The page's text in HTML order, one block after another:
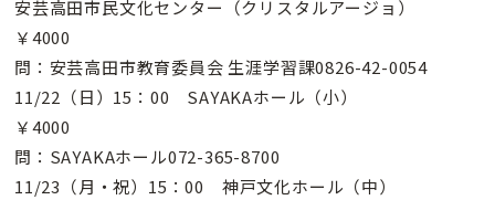
安芸高田市民文化センター（クリスタルアージョ）
￥4000
問：安芸高田市教育委員会 生涯学習課0826-42-0054
11/22（日）15：00 SAYAKAホール（小）
￥4000
問：SAYAKAホール072-365-8700
11/23（月・祝）15：00 神戸文化ホール（中）